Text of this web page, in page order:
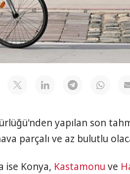
yapılan son
parçalı ve az bulutlu
ise Konya, Kastamonu ve